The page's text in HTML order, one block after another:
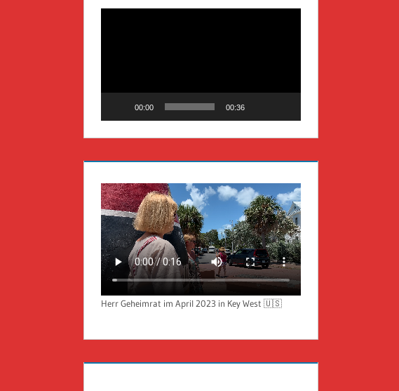
00:00 00:36
Herr Geheimrat im April 2023 in Key West 🇺🇸